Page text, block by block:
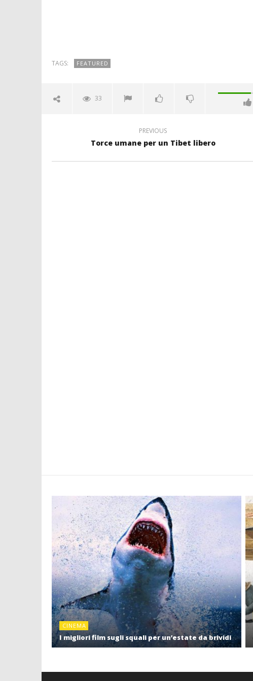
TAGS: FEATURED
33
PREVIOUS
Torce umane per un Tibet libero
CINEMA
I migliori film sugli squali per un’estate da brividi